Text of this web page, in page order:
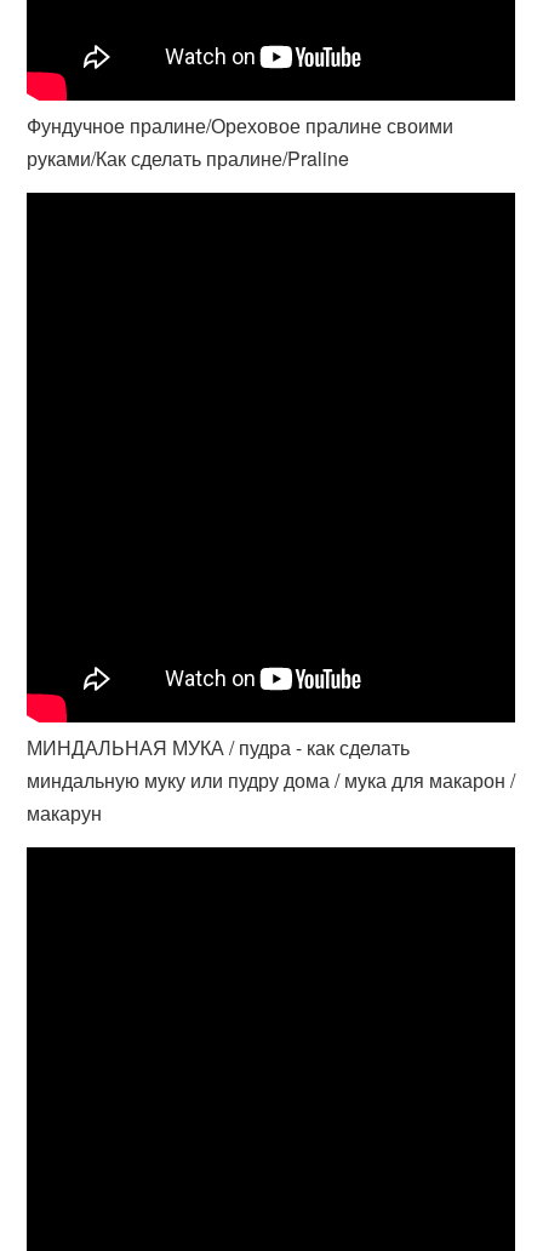
Фундучное пралине/Ореховое пралине своими
руками/Как сделать пралине/Praline
МИНДАЛЬНАЯ МУКА / пудра - как сделать
миндальную муку или пудру дома / мука для макарон /
макарун